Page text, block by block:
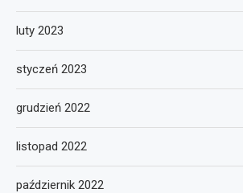
luty 2023
styczeń 2023
grudzień 2022
listopad 2022
październik 2022